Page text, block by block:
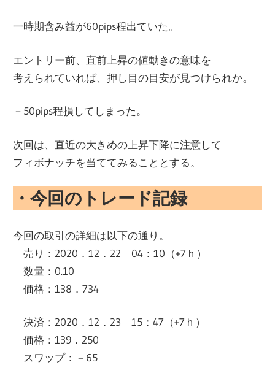
一時期含み益が60pips程出ていた。
エントリー前、直前上昇の値動きの意味を
考えられていれば、押し目の目安が見つけられか。
－50pips程損してしまった。
次回は、直近の大きめの上昇下降に注意して
フィボナッチを当ててみることとする。
・今回のトレード記録
今回の取引の詳細は以下の通り。
売り：2020．12．22 04：10（+7ｈ）
数量：0.10
価格：138．734
決済：2020．12．23 15：47（+7ｈ）
価格：139．250
スワップ：－65